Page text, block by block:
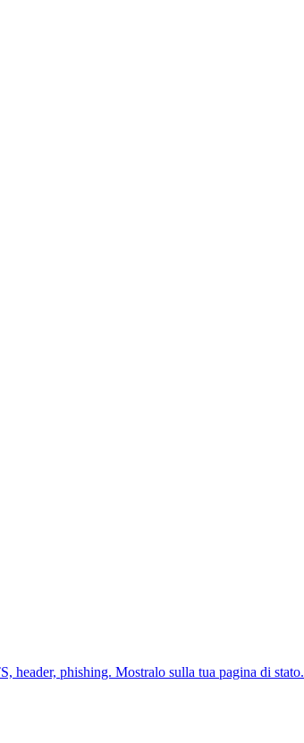
header, phishing. Mostralo sulla tua pagina di stato.